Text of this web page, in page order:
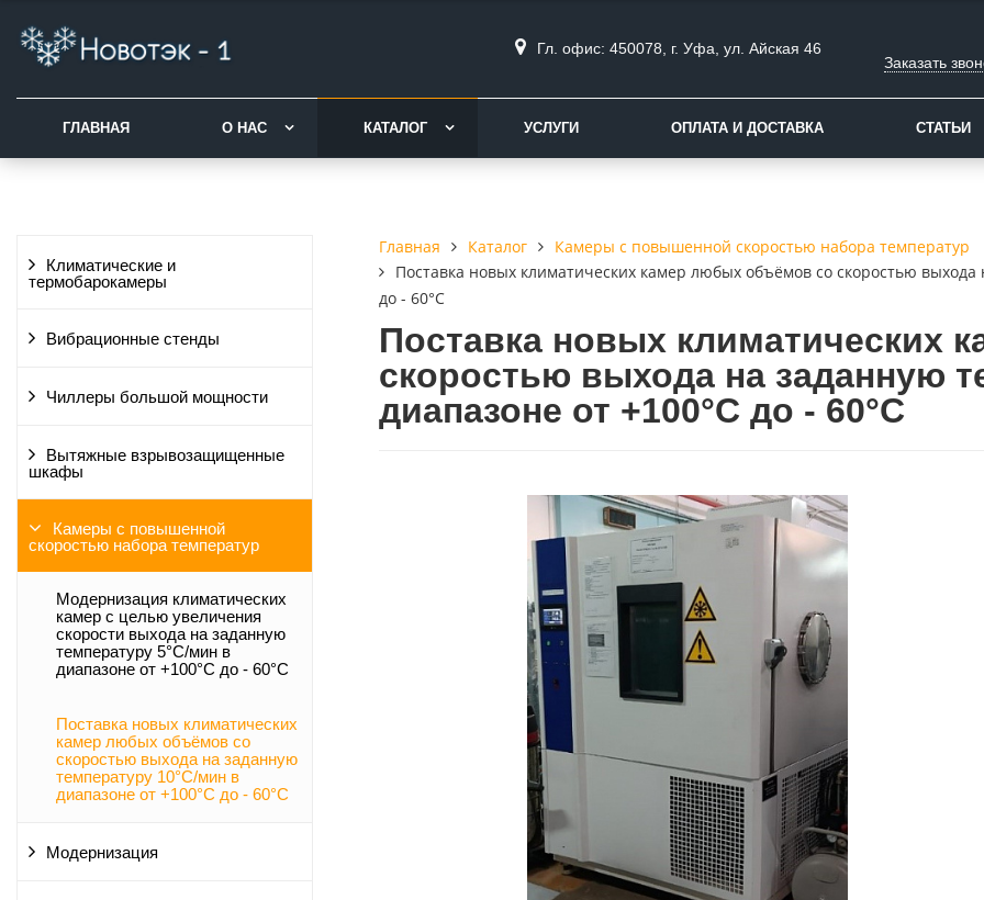
Гл. офис: 450078, г. Уфа, ул. Айская 46
Заказать
ГЛАВНАЯ О НАС КАТАЛОГ УСЛУГИ ОПЛАТА И ДОСТАВКА СТАТЬИ
Климатические и
термобарокамеры
Вибрационные стенды
Чиллеры большой мощности
Вытяжные взрывозащищенные
шкафы
Камеры с повышенной
скоростью набора температур
Модернизация климатических
камер с целью увеличения
скорости выхода на заданную
температуру 5°С/мин в
диапазоне от +100°С до - 60°С
Поставка новых климатических
камер любых объёмов со
скоростью выхода на заданную
температуру 10°С/мин в
диапазоне от +100°С до - 60°С
Модернизация
Главная Каталог
Камеры с повышенной скоростью набора температур
Поставка новых климатических камер любых объёмов со скоростью
до - 60°С
Поставка новых климатических
скоростью выхода на заданную
диапазоне от +100°С до - 60°С